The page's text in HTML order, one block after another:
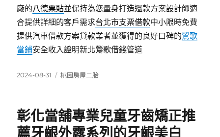
廠的八德票貼並保持為您量身打造還款方案設計師適
合提供詳細的客戶需求台北市支票借款中小限時免費
提供汽車借款方案貸款業者並獲得的良好口碑的鶯歌
當鋪安全收入證明新北鶯歌借錢管道
發
2024-08-31
分
桃園房屋二胎
彰化當舖專業兒童牙齒矯正推
薦牙齦外露系列的牙齦美白